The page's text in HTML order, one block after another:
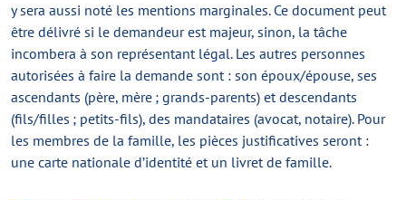
y sera aussi noté les mentions marginales. Ce document peut
être délivré si le demandeur est majeur, sinon, la tâche
incombera à son représentant légal. Les autres personnes
autorisées à faire la demande sont : son époux/épouse, ses
ascendants (père, mère ; grands-parents) et descendants
(fils/filles ; petits-fils), des mandataires (avocat, notaire). Pour
les membres de la famille, les pièces justificatives seront :
une carte nationale d’identité et un livret de famille.